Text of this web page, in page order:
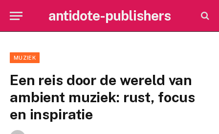
antidote-publishers
MUZIEK
Een reis door de wereld van
ambient muziek: rust, focus
en inspiratie